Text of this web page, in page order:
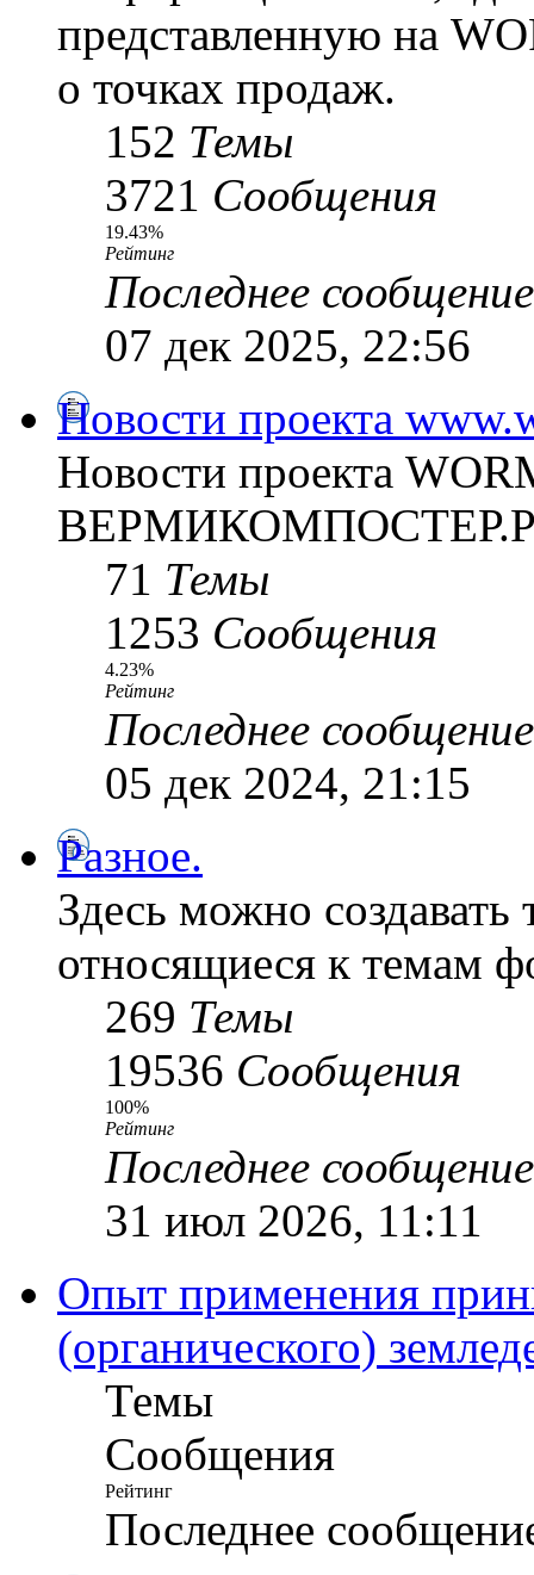
представленную на
о точках продаж.
152 Темы
3721 Сообщения
19.43%
Рейтинг
Последнее сообщение
07 дек 2025, 22:56
Новости проекта
Новости проекта
71 Темы
1253 Сообщения
4.23%
Рейтинг
Последнее сообщение
05 дек 2024, 21:15
Разное.
Здесь можно
относящиеся к темам
269 Темы
19536 Сообщения
100%
Рейтинг
Последнее сообщение
31 июл 2026, 11:11
Опыт применения
(органического)
Темы
Сообщения
Рейтинг
Последнее